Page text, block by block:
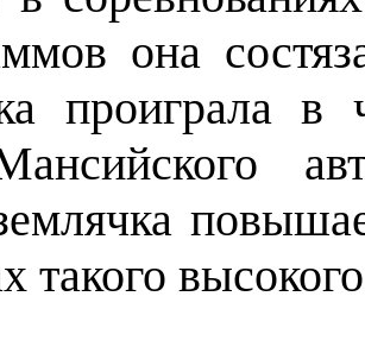
она
проиграла в
такого